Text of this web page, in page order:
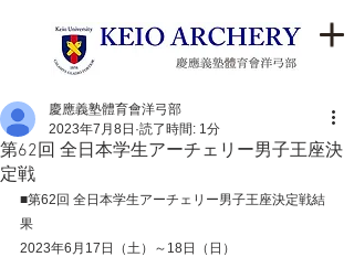
第62回 全日本学生アーチェリー男子王座決
定戦
慶應義塾體育會洋弓部
2023年7月8日 読了時間: 1分
■第62回 全日本学生アーチェリー男子王座決定戦結
果
2023年6月17日（土）～18日（日）